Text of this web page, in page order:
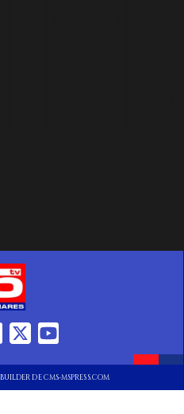
DE CMS-MSPRESS.COM